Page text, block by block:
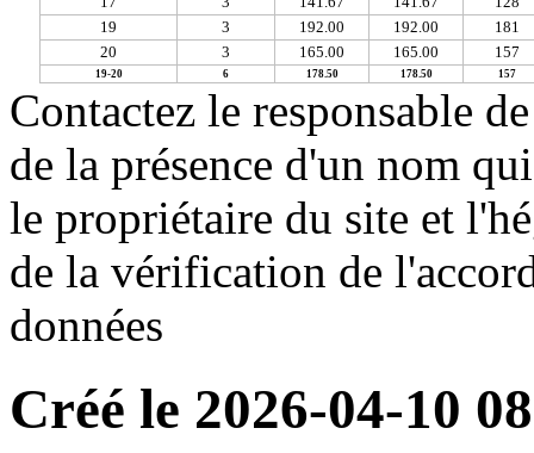
19
3 192.00 192.00
181
20
3 165.00 165.00 157
19-20 6 178.50 178.50 157
Contactez le responsable
de la présence d'un nom
le propriétaire du site et
de la vérification de
données
Créé le 2026-04-10